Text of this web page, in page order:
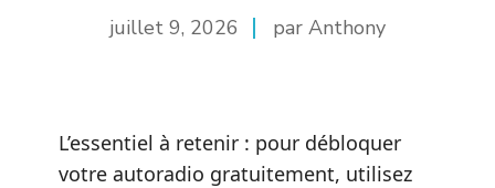
juillet 9, 2026 par Anthony
L’essentiel à retenir : pour débloquer
votre autoradio gratuitement, utilisez